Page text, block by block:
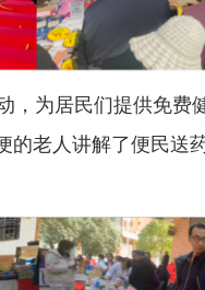
为居民们提供免
老人讲解了便民